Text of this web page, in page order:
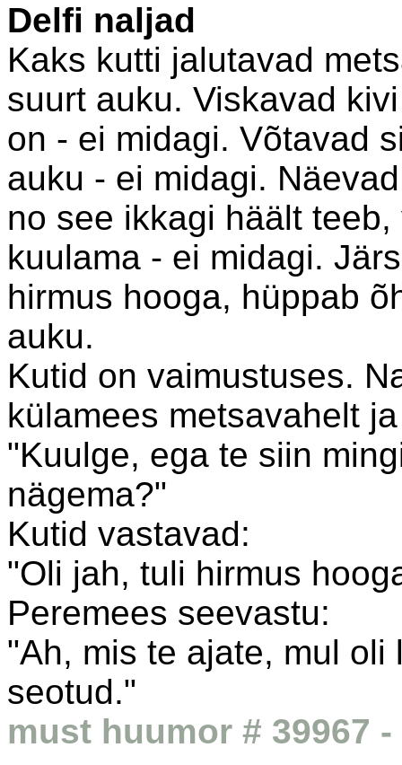
Delfi naljad
Kaks kutti jalutavad
suurt auku. Viskavad
on - ei midagi. Võtavad
auku - ei midagi.
no see ikkagi häält
kuulama - ei midagi.
hirmus hooga, hüppab
auku.
Kutid on vaimustuses.
külamees metsavahelt
"Kuulge, ega te siin
nägema?"
Kutid vastavad:
"Oli jah, tuli hirmus
Peremees seevastu:
"Ah, mis te ajate, mul
seotud."
must huumor # 39967 -